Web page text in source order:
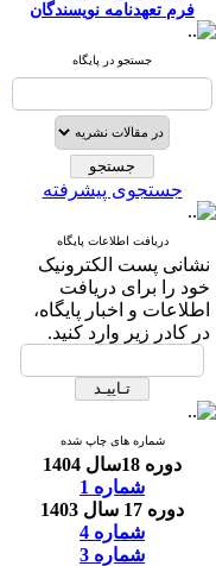
فرم تعهدنامه نویسندگان
جستجو در پایگاه
جستجوی پیشرفته
دریافت اطلاعات پایگاه
نشانی پست الکترونیک
خود را برای دریافت
اطلاعات و اخبار پایگاه،
در کادر زیر وارد کنید.
شماره های چاپ شده
دوره 18سال 1404
شماره 1
دوره 17 سال 1403
شماره 4
شماره 3